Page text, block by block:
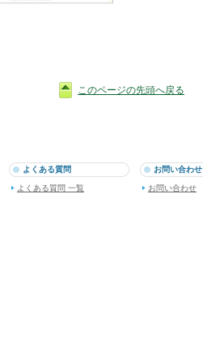
このページの先頭へ戻る
よくある質問
よくある質問 一覧
お問い合わせ
お問い合わせ